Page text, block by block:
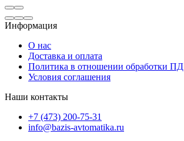
Информация
О нас
Доставка и оплата
Политика в отношении обработки ПД
Условия соглашения
Наши контакты
+7 (473) 200-75-31
info@bazis-avtomatika.ru